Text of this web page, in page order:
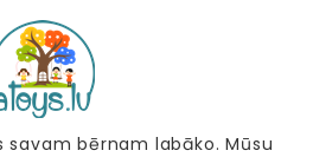
savam bērnam labāko. Mūsu